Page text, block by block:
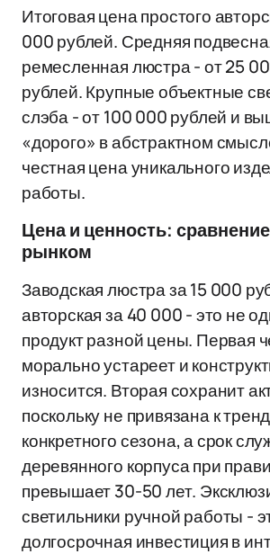
Итоговая цена простого
000 рублей. Средняя
ремесленная люстра - от 25
рублей. Крупные объектные
слэба - от 100 000 рублей и
«дорого» в абстрактном
честная цена уникального
работы.
Цена и ценность:
рынком
Заводская люстра за 15 000
авторская за 40 000 - это не
продукт разной цены. Первая
морально устареет и
износится. Вторая сохранит
поскольку не привязана к
конкретного сезона, а срок
деревянного корпуса при
превышает 30-50 лет.
светильники ручной работы -
долгосрочная инвестиция в